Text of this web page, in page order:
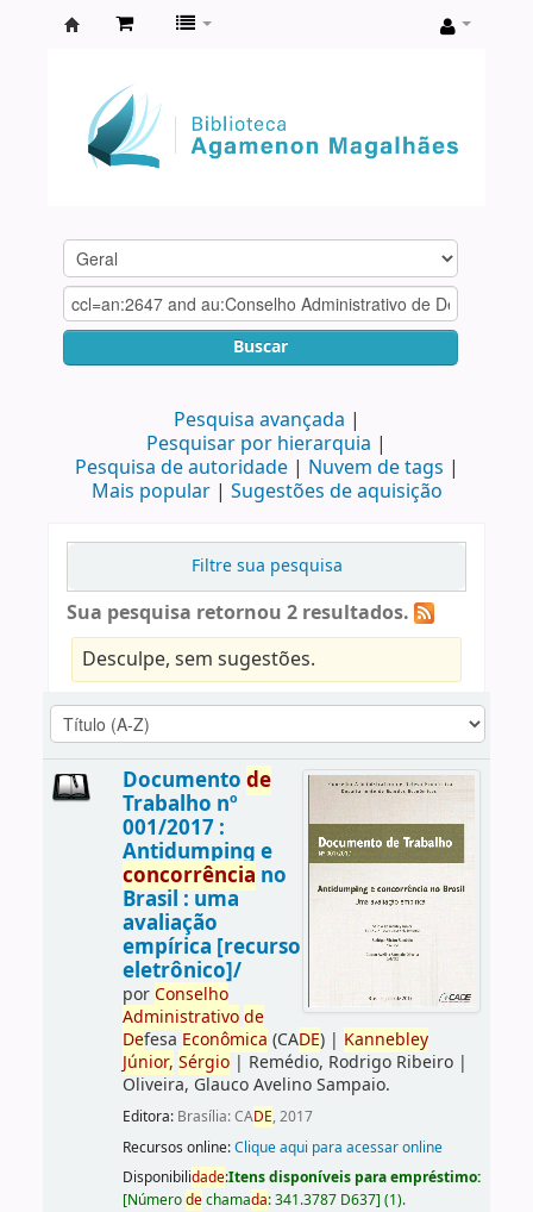
Agamenon
Magalhães
Buscar
Pesquisa avançada
Pesquisar por hierarquia
Pesquisa de autoridade
Nuvem de tags
Mais popular
Sugestões de aquisição
Filtre sua pesquisa
Sua pesquisa retornou 2 resultados.
Desculpe, sem sugestões.
Documento de
Trabalho nº
001/2017 :
Antidumping e
concorrência no
Brasil : uma
avaliação
empírica [recurso
eletrônico]/
porConselho
Administrativo de
Defesa Econômica (CADE)| Kannebley
Júnior, Sérgio| Remédio, Rodrigo Ribeiro|
Oliveira, Glauco Avelino Sampaio.
Editora: Brasília: CADE, 2017
Recursos online:Clique aqui para acessar online
Disponibilidade:Itens disponíveis para empréstimo:
[Númerodechamada:341.3787 D637] (1).